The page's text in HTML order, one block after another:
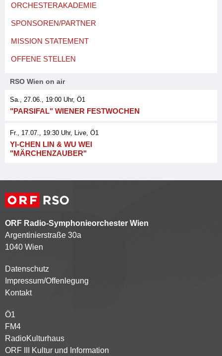
ORCHESTERAKADEMIE
SPONSOREN/PARTNER
MISSION STATEMENT
OFFENE STELLEN
RSO Wien on air
Sa., 27.06., 19:00 Uhr, Ö1
"PARSIFAL" WIENER FESTWOCHEN
Fr., 17.07., 19:30 Uhr, Live , Ö1
YI-CHEN LIN & WU WEI
"MÄRCHENZAUBER"
ORF Radio-Symphonieorchester Wien
Argentinierstraße 30a
1040 Wien
Kontaktmenü
Datenschutz
Impressum/Offenlegung
Kontakt
Partnersender
Ö1
FM4
RadioKulturhaus
ORF III Kultur und Information